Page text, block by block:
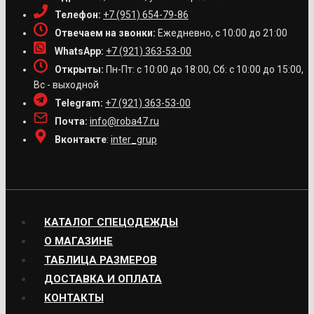
Телефон: +7 (951) 654-79-86
Отвечаем на звонки: Ежедневно, с 10:00 до 21:00
WhatsApp: +7 (921) 363-53-00
Открыты: Пн-Пт: с 10:00 до 18:00, Сб: с 10:00 до 15:00,
Вс - выходной
Telegram: +7 (921) 363-53-00
Почта: info@roba47.ru
Вконтакте: inter_grup
КАТАЛОГ СПЕЦОДЕЖДЫ
О МАГАЗИНЕ
ТАБЛИЦА РАЗМЕРОВ
ДОСТАВКА И ОПЛАТА
КОНТАКТЫ